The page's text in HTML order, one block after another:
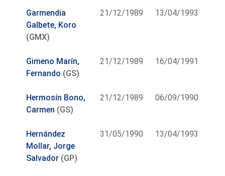
Garmendia
Galbete, Koro
(GMX)
21/12/1989 13/04/1993
Gimeno Marín,
Fernando (GS)
21/12/1989 16/04/1991
Hermosín Bono,
Carmen (GS)
21/12/1989 06/09/1990
Hernández
Mollar, Jorge
Salvador (GP)
31/05/1990 13/04/1993